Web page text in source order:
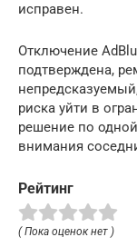
исправен.
Отключение
подтверждена,
риска уйти в
решение по
внимания
Рейтинг
( Пока оценок нет )